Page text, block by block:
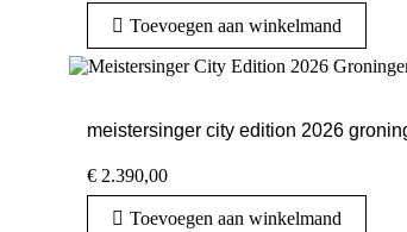
Toevoegen aan winkelmand
meistersinger city edition 2026
€ 2.390,00
Toevoegen aan winkelmand